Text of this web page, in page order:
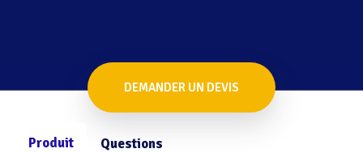
DEMANDER UN DEVIS
Produit Questions